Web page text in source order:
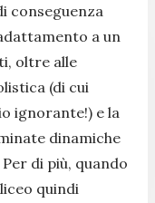
conseguenza
a un
oltre alle
(di cui
ignorante!) e la
dinamiche
di più, quando
quindi